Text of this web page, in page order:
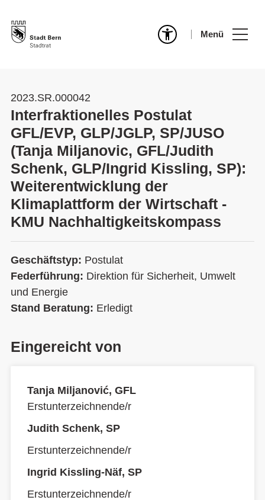
Menü
2023.SR.000042
Interfraktionelles Postulat
GFL/EVP, GLP/JGLP, SP/JUSO
(Tanja Miljanovic, GFL/Judith
Schenk, GLP/Ingrid Kissling, SP):
Weiterentwicklung der
Klimaplattform der Wirtschaft -
KMU Nachhaltigkeitskompass
Geschäftstyp: Postulat
Federführung: Direktion für Sicherheit, Umwelt
und Energie
Stand Beratung: Erledigt
Eingereicht von
Tanja Miljanović, GFL
Erstunterzeichnende/r
Judith Schenk, SP
Erstunterzeichnende/r
Ingrid Kissling-Näf, SP
Erstunterzeichnende/r